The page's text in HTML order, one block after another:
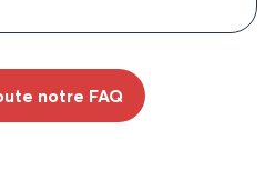
notre FAQ